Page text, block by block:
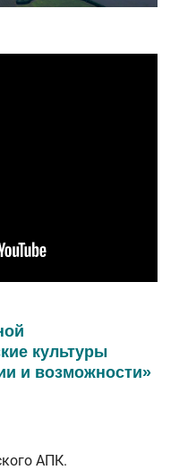
культуры
и возможности»
АПК.